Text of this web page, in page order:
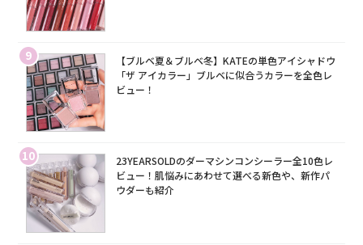
9
【ブルベ夏＆ブルベ冬】KATEの単色アイシャドウ
「ザ アイカラー」ブルベに似合うカラーを全色レ
ビュー！
10
23YEARSOLDのダーマシンコンシーラー全10色レ
ビュー！肌悩みにあわせて選べる新色や、新作パ
ウダーも紹介